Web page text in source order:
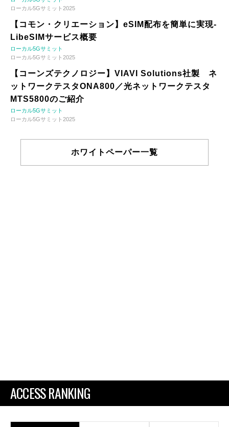
ローカル5Gサミット2025
【コモン・クリエーション】eSIM配布を簡単に実現-
LibeSIMサービス概要
ローカル5Gサミット
ローカル5Gサミット2025
【コーンズテクノロジー】VIAVI Solutions社製 ネ
ットワークテスタONA800／光ネットワークテスタ
MTS5800のご紹介
ローカル5Gサミット
ローカル5Gサミット2025
ホワイトペーパー一覧
ACCESS RANKING